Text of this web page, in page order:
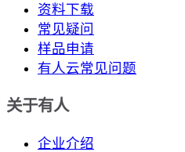
资料下载
常见疑问
样品申请
有人云常见问题
关于有人
企业介绍